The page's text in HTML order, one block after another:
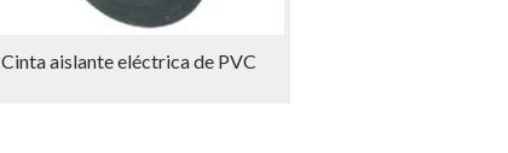
Cinta aislante eléctrica de PVC